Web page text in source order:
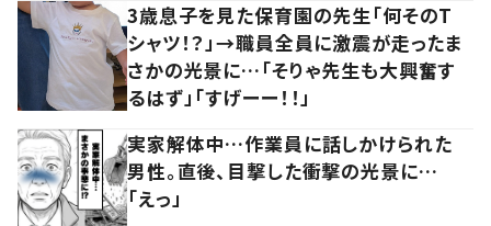
3歳息子を見た保育園の先生「何そのT
シャツ！？」→職員全員に激震が走ったま
さかの光景に…「そりゃ先生も大興奮す
るはず」「すげーー！！」
実家解体中…作業員に話しかけられた
男性。直後、目撃した衝撃の光景に…
「えっ」